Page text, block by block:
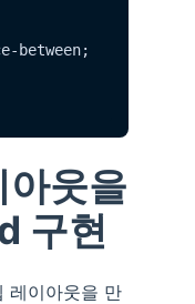
between;
아웃을
구현
레이아웃을 만